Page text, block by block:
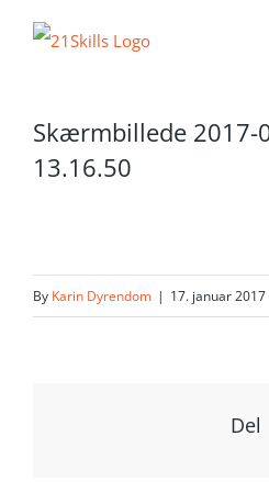
Skærmbillede 2017-
13.16.50
By Karin Dyrendom | 17. januar 2017
Del